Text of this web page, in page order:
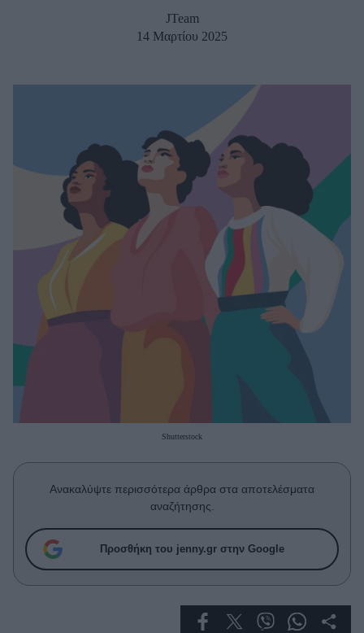
Ψυχολογία
Υγεία + Διατροφή
Σχέσεις & Σεξ
Woman Power
Parenting
Real Women
Who
True Stories
Success Stories
Ζώδια
JTeam
14 Μαρτίου 2025
Shutterstock
Ανακαλύψτε περισσότερα άρθρα στα αποτελέσματα
αναζήτησης.
Προσθήκη του jenny.gr στην Google